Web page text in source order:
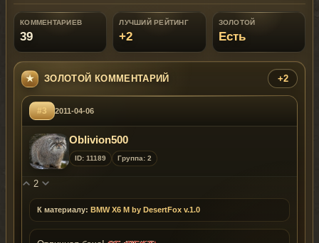
КОММЕНТАРИЕВ
39
ЛУЧШИЙ РЕЙТИНГ
+2
ЗОЛОТОЙ
Есть
ЗОЛОТОЙ КОММЕНТАРИЙ +2
#3 2011-04-06
Oblivion500
ID: 11189 Группа: 2
2
К материалу: BMW X6 M by DesertFox v.1.0